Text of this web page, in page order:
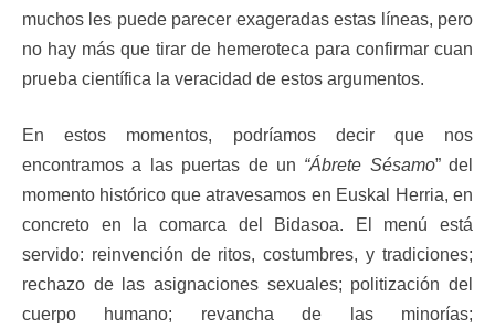
muchos les puede parecer exageradas estas líneas, pero
no hay más que tirar de hemeroteca para confirmar cuan
prueba científica la veracidad de estos argumentos.
En estos momentos, podríamos decir que nos
encontramos a las puertas de un “Ábrete Sésamo” del
momento histórico que atravesamos en Euskal Herria, en
concreto en la comarca del Bidasoa. El menú está
servido: reinvención de ritos, costumbres, y tradiciones;
rechazo de las asignaciones sexuales; politización del
cuerpo humano; revancha de las minorías;